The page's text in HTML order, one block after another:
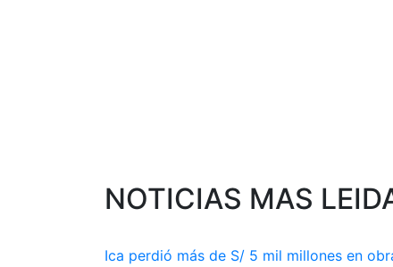
NOTICIAS MAS
Ica perdió más de S/ 5 mil millones en